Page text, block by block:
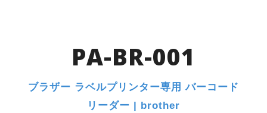
PA-BR-001
ブラザー ラベルプリンター専用 バーコード
リーダー | brother